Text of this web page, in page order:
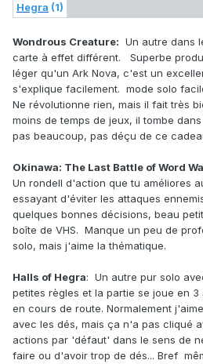
Hegra (1)
Wondrous Creature: Un autre dans
carte à effet différent. Superbe
léger qu'un Ark Nova, c'est un
s'explique facilement. mode solo
Ne révolutionne rien, mais il fait très
moins de temps de jeux, il tombe
pas beaucoup, pas déçu de ce
Okinawa: The Last Battle of Word
Un rondell d'action que tu améliores
essayant d'éviter les attaques
quelques bonnes décisions, beau
boîte de VHS. Manque un peu de
solo, mais j'aime la thématique.
Halls of Hegra: Un autre pur solo
petites règles et la partie se joue en
en cours de route. Normalement
avec les dés, mais ça n'a pas cliqué
actions par 'défaut' dans le sens de
faire ou d'avoir trop de dés... Bref